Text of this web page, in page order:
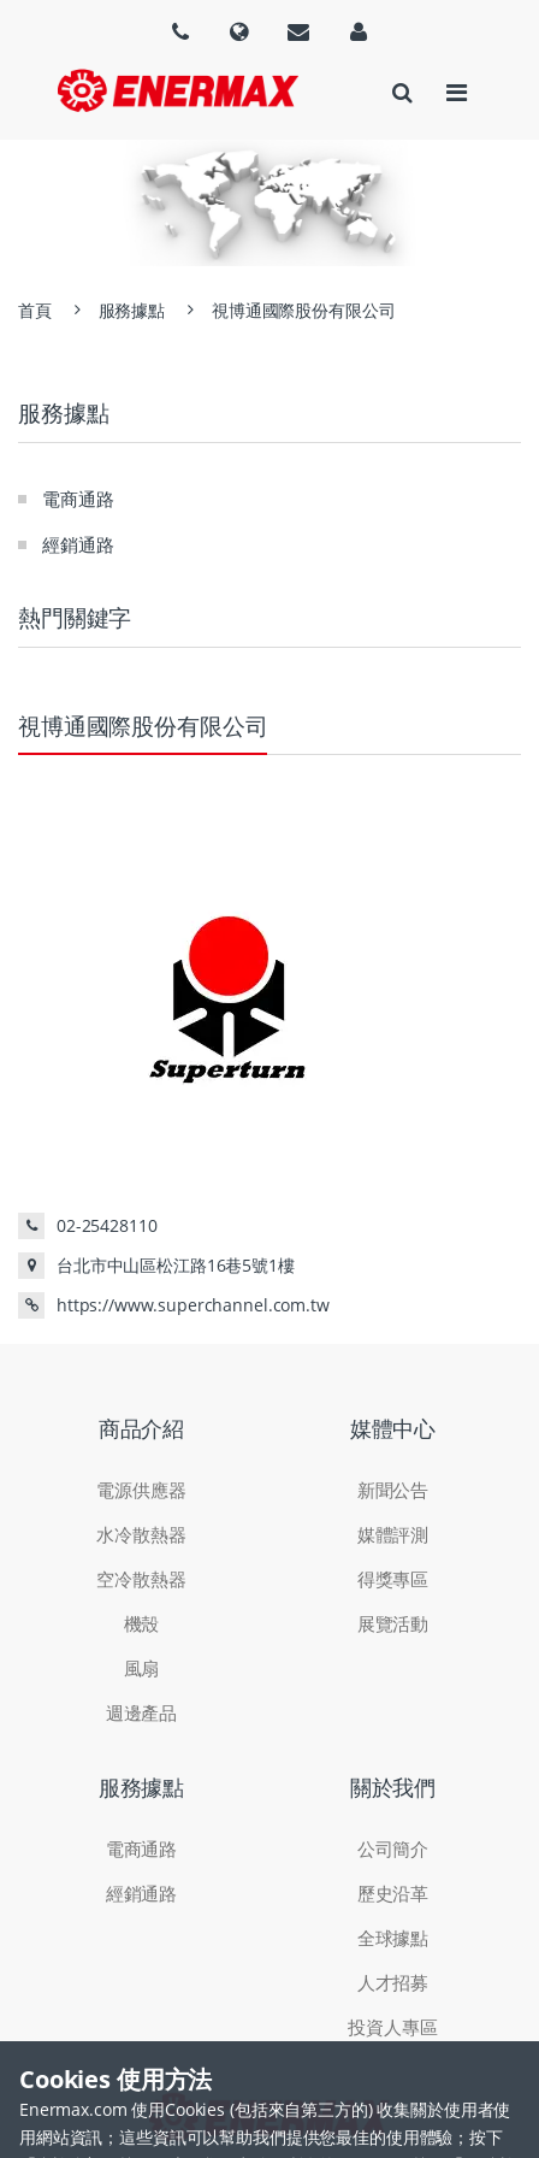
Cookies 使用方法
Enermax.com 使用Cookies (包括來自第三方的) 收集關於使用者使
用網站資訊；這些資訊可以幫助我們提供您最佳的使用體驗；按下
首頁 服務據點 視博通國際股份有限公司
服務據點
電商通路
經銷通路
熱門關鍵字
視博通國際股份有限公司
02-25428110
台北市中山區松江路16巷5號1樓
https://www.superchannel.com.tw
商品介紹
電源供應器
水冷散熱器
空冷散熱器
機殼
風扇
週邊產品
媒體中心
新聞公告
媒體評測
得獎專區
展覽活動
服務據點
電商通路
經銷通路
關於我們
公司簡介
歷史沿革
全球據點
人才招募
投資人專區